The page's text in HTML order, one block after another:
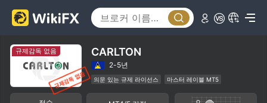
규제감독 없음 CARLTON
2-5년
의문 있는 규제 라이선스
마스터 레이블 MT5
지역성 브로커
잠재적 위험성이 높음
0
0
1
2
3
3
4
5
6